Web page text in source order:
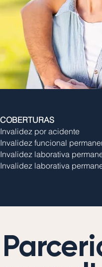
COBERTURAS
Invalidez por acidente
Invalidez funcional
Invalidez laborativa
Invalidez laborativa